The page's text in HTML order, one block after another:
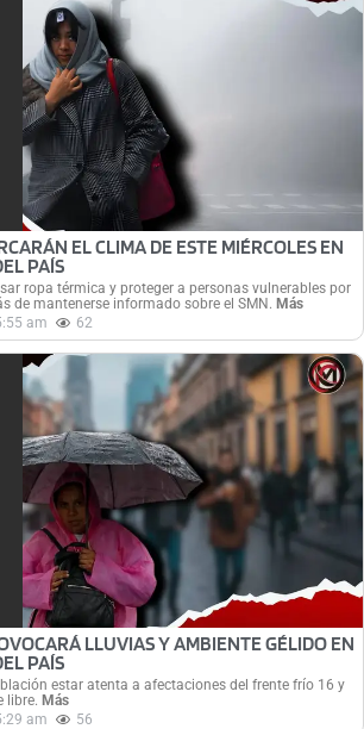
EL CLIMA DE ESTE MIÉRCOLES EN
PAÍS
ropa térmica y proteger a personas vulnerables por
de mantenerse informado sobre el SMN. Más
am 62
LLUVIAS Y AMBIENTE GÉLIDO EN
PAÍS
estar atenta a afectaciones del frente frío 16 y
libre. Más
am 56